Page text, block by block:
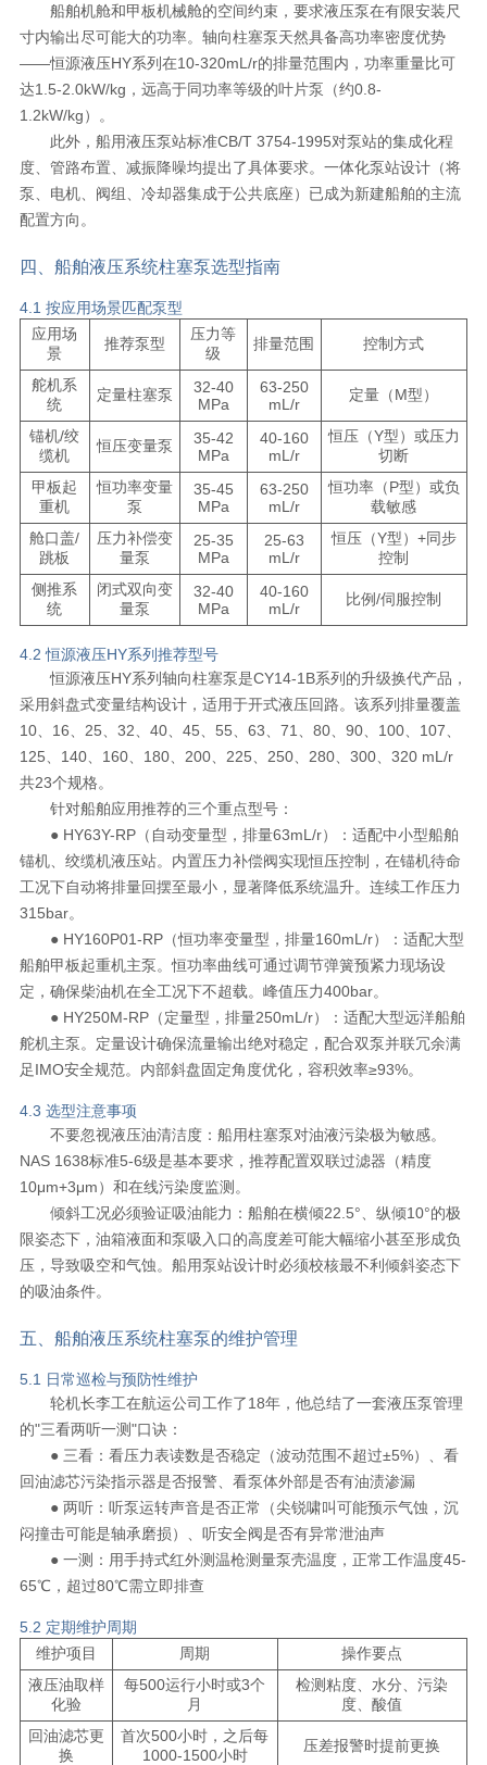
船舶机舱和甲板机械舱的空间约束，要求液压泵在有限安装尺
寸内输出尽可能大的功率。轴向柱塞泵天然具备高功率密度优势
——恒源液压HY系列在10-320mL/r的排量范围内，功率重量比可
达1.5-2.0kW/kg，远高于同功率等级的叶片泵（约0.8-
1.2kW/kg）。
此外，船用液压泵站标准CB/T 3754-1995对泵站的集成化程
度、管路布置、减振降噪均提出了具体要求。一体化泵站设计（将
泵、电机、阀组、冷却器集成于公共底座）已成为新建船舶的主流
配置方向。
四、船舶液压系统柱塞泵选型指南
4.1 按应用场景匹配泵型
应用场
景
推荐泵型
压力等
级
排量范围 控制方式
舵机系
统
定量柱塞泵
32-40
MPa
63-250
mL/r
定量（M型）
锚机/绞
缆机
恒压变量泵
35-42
MPa
40-160
mL/r
恒压（Y型）或压力
切断
甲板起
重机
恒功率变量
泵
35-45
MPa
63-250
mL/r
恒功率（P型）或负
载敏感
舱口盖/
跳板
压力补偿变
量泵
25-35
MPa
25-63
mL/r
恒压（Y型）+同步
控制
侧推系
统
闭式双向变
量泵
32-40
MPa
40-160
mL/r
比例/伺服控制
4.2 恒源液压HY系列推荐型号
恒源液压HY系列轴向柱塞泵是CY14-1B系列的升级换代产品，
采用斜盘式变量结构设计，适用于开式液压回路。该系列排量覆盖
10、16、25、32、40、45、55、63、71、80、90、100、107、
125、140、160、180、200、225、250、280、300、320 mL/r
共23个规格。
针对船舶应用推荐的三个重点型号：
● HY63Y-RP（自动变量型，排量63mL/r）：适配中小型船舶
锚机、绞缆机液压站。内置压力补偿阀实现恒压控制，在锚机待命
工况下自动将排量回摆至最小，显著降低系统温升。连续工作压力
315bar。
● HY160P01-RP（恒功率变量型，排量160mL/r）：适配大型
船舶甲板起重机主泵。恒功率曲线可通过调节弹簧预紧力现场设
定，确保柴油机在全工况下不超载。峰值压力400bar。
● HY250M-RP（定量型，排量250mL/r）：适配大型远洋船舶
舵机主泵。定量设计确保流量输出绝对稳定，配合双泵并联冗余满
足IMO安全规范。内部斜盘固定角度优化，容积效率≥93%。
4.3 选型注意事项
不要忽视液压油清洁度：船用柱塞泵对油液污染极为敏感。
NAS 1638标准5-6级是基本要求，推荐配置双联过滤器（精度
10μm+3μm）和在线污染度监测。
倾斜工况必须验证吸油能力：船舶在横倾22.5°、纵倾10°的极
限姿态下，油箱液面和泵吸入口的高度差可能大幅缩小甚至形成负
压，导致吸空和气蚀。船用泵站设计时必须校核最不利倾斜姿态下
的吸油条件。
五、船舶液压系统柱塞泵的维护管理
5.1 日常巡检与预防性维护
轮机长李工在航运公司工作了18年，他总结了一套液压泵管理
的"三看两听一测"口诀：
● 三看：看压力表读数是否稳定（波动范围不超过±5%）、看
回油滤芯污染指示器是否报警、看泵体外部是否有油渍渗漏
● 两听：听泵运转声音是否正常（尖锐啸叫可能预示气蚀，沉
闷撞击可能是轴承磨损）、听安全阀是否有异常泄油声
● 一测：用手持式红外测温枪测量泵壳温度，正常工作温度45-
65℃，超过80℃需立即排查
5.2 定期维护周期
维护项目
周期
操作要点
液压油取样
化验
每500运行小时或3个
月
检测粘度、水分、污染
度、酸值
回油滤芯更
换
首次500小时，之后每
1000-1500小时
压差报警时提前更换